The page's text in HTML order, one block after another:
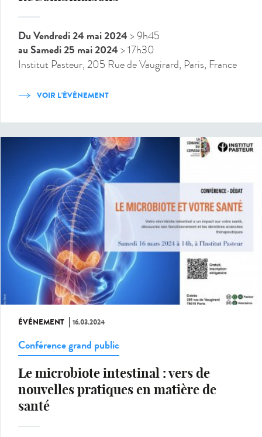
Du Vendredi 24 mai 2024 > 9h45
au Samedi 25 mai 2024 > 17h30
Institut Pasteur, 205 Rue de Vaugirard, Paris, France
VOIR L'ÉVÉNEMENT
ÉVÉNEMENT 16.03.2024
Conférence grand public
Le microbiote intestinal : vers de
nouvelles pratiques en matière de
santé